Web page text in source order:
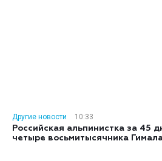
Другие новости
10:33
Российская альпинистка за 45
четыре восьмитысячника